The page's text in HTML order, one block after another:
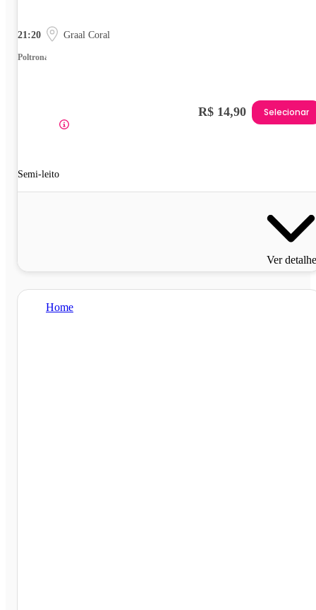
21:20 Graal Coral
Poltrona
Semi-leito
R$ 14,90 Selecionar
Ver
Home